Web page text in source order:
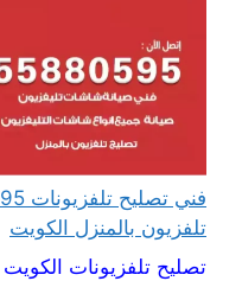
تلفزيون بالمنزل الكويت
تصليح تلفزيونات